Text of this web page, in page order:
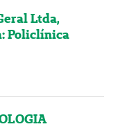
Ltda,
Policlínica